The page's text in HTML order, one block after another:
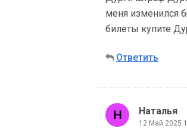
меня изменился
билеты купите
Ответить
Наталья
12 Май 2025